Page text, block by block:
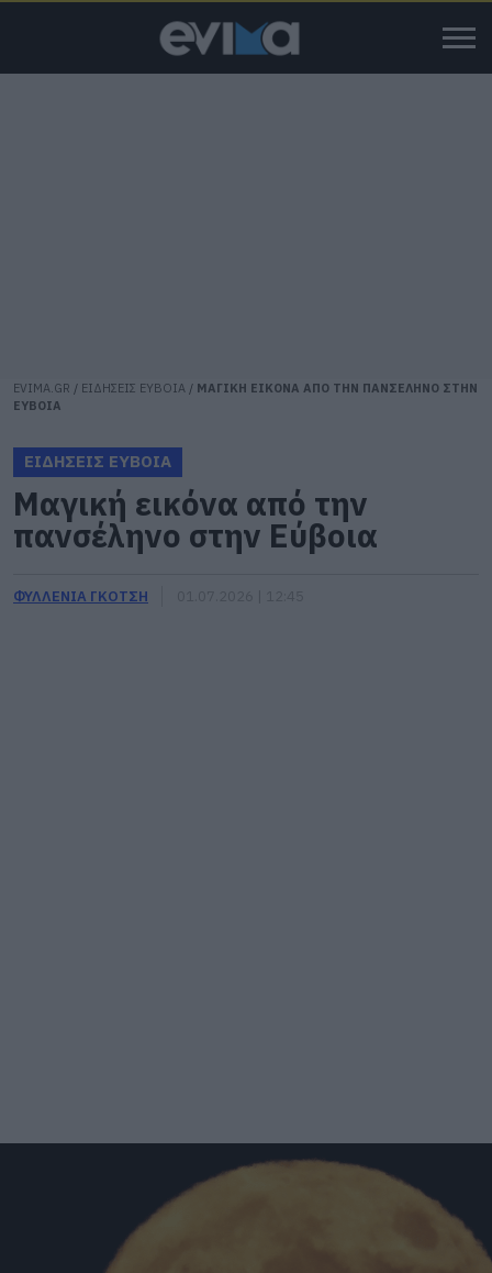
EVIMA.GR / ΕΙΔΗΣΕΙΣ ΕΥΒΟΙΑ / ΜΑΓΙΚΗ ΕΙΚΟΝΑ ΑΠΟ ΤΗΝ ΠΑΝΣΕΛΗΝΟ ΣΤΗΝ
ΕΥΒΟΙΑ
ΕΙΔΗΣΕΙΣ ΕΥΒΟΙΑ
Μαγική εικόνα από την
πανσέληνο στην Εύβοια
ΦΥΛΛΕΝΙΑ ΓΚΟΤΣΗ